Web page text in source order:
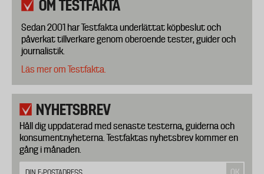
OM TESTFAKTA
Sedan 2001 har Testfakta underlättat köpbeslut och
påverkat tillverkare genom oberoende tester, guider och
journalistik.
Läs mer om Testfakta.
NYHETSBREV
Håll dig uppdaterad med senaste testerna, guiderna och
konsumentnyheterna. Testfaktas nyhetsbrev kommer en
gång i månaden.